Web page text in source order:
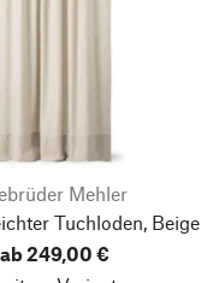
Mehler
Tuchloden, Beige
ab 249,00 €